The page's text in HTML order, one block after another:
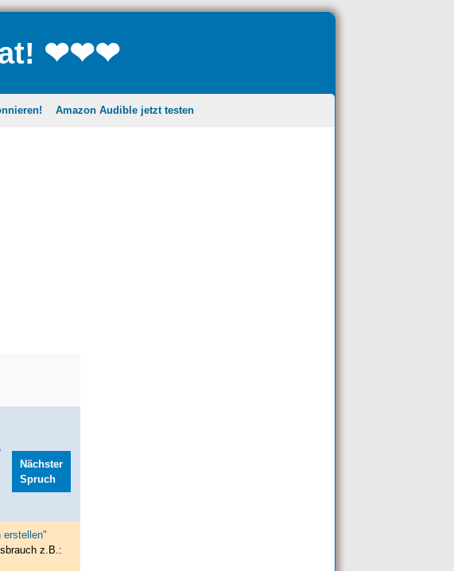
❤❤❤
Amazon Audible jetzt testen
Nächster
Spruch
erstellen"
z.B.: